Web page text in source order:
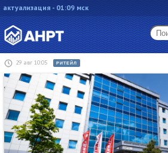
актуализация - 01:09 мск
29 авг 10:05 РИТЕЙЛ